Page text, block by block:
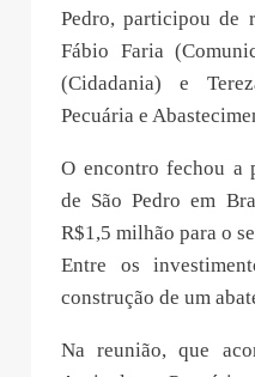
Pedro, participou de
Fábio Faria
(Cidadania) e
Pecuária e
O encontro fechou a
de São Pedro em
R$1,5 milhão para o
Entre os
construção de um
Na reunião, que